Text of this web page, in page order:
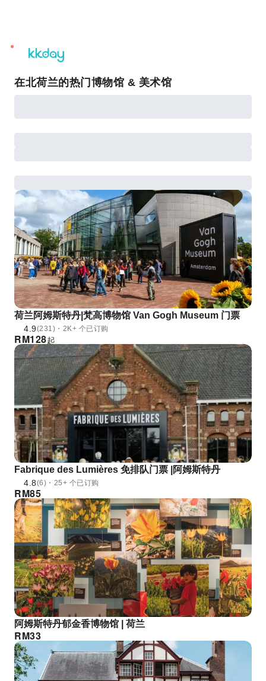
unread
notifications
在北荷兰的热门博物馆 & 美术馆
荷兰阿姆斯特丹|梵高博物馆 Van Gogh Museum 门票
4.9(231)・2K+ 个已订购
RM128起
Fabrique des Lumières 免排队门票 |阿姆斯特丹
4.8(6)・25+ 个已订购
RM85
阿姆斯特丹郁金香博物馆 | 荷兰
RM33